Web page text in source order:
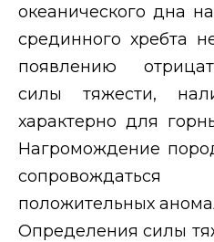
океанического дна
срединного хребта
появлению
силы тяжести,
характерно для
Нагромождение
положительных
Определения силы